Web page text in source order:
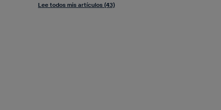
Lee todos mis artículos (43)